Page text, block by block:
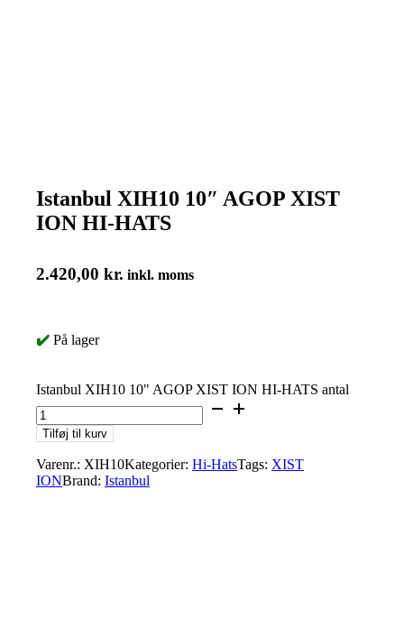
Istanbul XIH10 10″ AGOP XIST
ION HI-HATS
2.420,00 kr. inkl. moms
✔️ På lager
Istanbul XIH10 10" AGOP XIST ION HI-HATS antal
Tilføj til kurv
Varenr.: XIH10Kategorier: Hi-HatsTags: XIST
IONBrand: Istanbul